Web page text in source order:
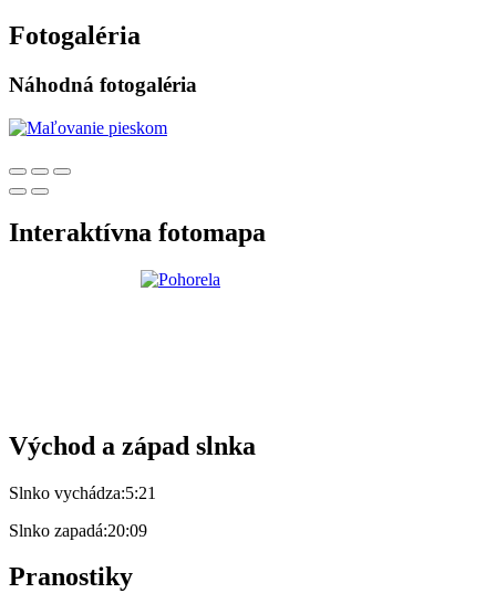
Fotogaléria
Náhodná fotogaléria
Interaktívna fotomapa
Východ a západ slnka
Slnko vychádza:5:21
Slnko zapadá:20:09
Pranostiky